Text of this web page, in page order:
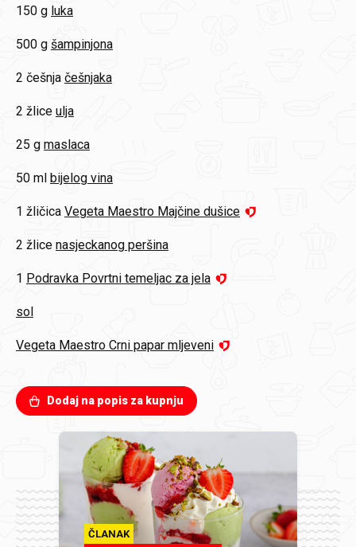
150 g luka
500 g šampinjona
2 češnja češnjaka
2 žlice ulja
25 g maslaca
50 ml bijelog vina
1 žličica Vegeta Maestro Majčine dušice
2 žlice nasjeckanog peršina
1 Podravka Povrtni temeljac za jela
sol
Vegeta Maestro Crni papar mljeveni
Dodaj na popis za kupnju
ČLANAK